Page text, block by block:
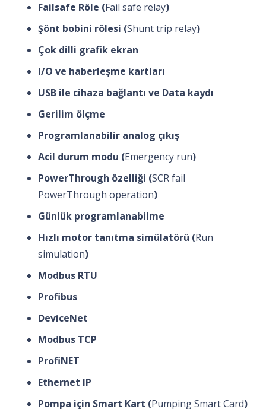
Failsafe Röle (Fail safe relay)
Şönt bobini rölesi (Shunt trip relay)
Çok dilli grafik ekran
I/O ve haberleşme kartları
USB ile cihaza bağlantı ve Data kaydı
Gerilim ölçme
Programlanabilir analog çıkış
Acil durum modu (Emergency run)
PowerThrough özelliği (SCR fail
PowerThrough operation)
Günlük programlanabilme
Hızlı motor tanıtma simülatörü (Run
simulation)
Modbus RTU
Profibus
DeviceNet
Modbus TCP
ProfiNET
Ethernet IP
Pompa için Smart Kart (Pumping Smart Card)